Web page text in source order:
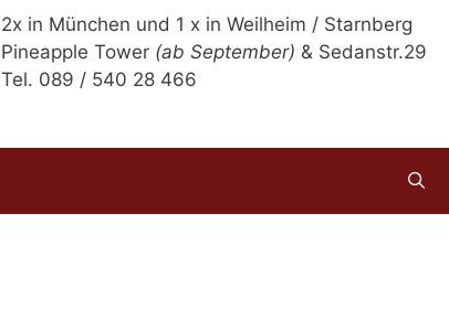
2x in München und 1 x in Weilheim / Starnberg
Pineapple Tower (ab September) & Sedanstr.29
Tel. 089 / 540 28 466